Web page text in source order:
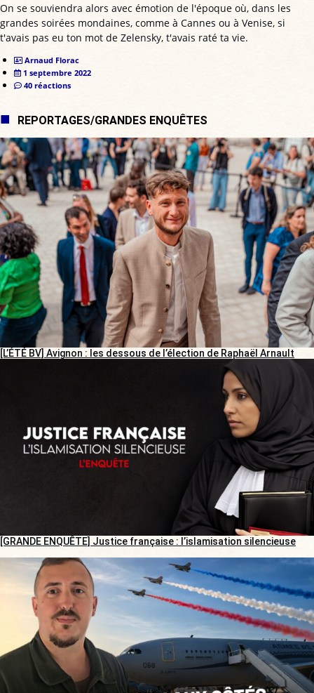
On se souviendra alors avec émotion de l'époque où, dans les
grandes soirées mondaines, comme à Cannes ou à Venise, si
t'avais pas eu ton mot de Zelensky, t'avais raté ta vie.
Arnaud Florac
1 septembre 2022
40 réactions
REPORTAGES/GRANDES ENQUÊTES
[L’ÉTÉ BV] Avignon : les dessous de l’élection de Raphaël Arnault
[GRANDE ENQUÊTE] Justice française : l’islamisation silencieuse